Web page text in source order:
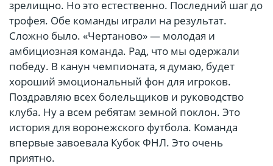
зрелищно. Но это естественно. Последний шаг до
трофея. Обе команды играли на результат.
Сложно было. «Чертаново» — молодая и
амбициозная команда. Рад, что мы одержали
победу. В канун чемпионата, я думаю, будет
хороший эмоциональный фон для игроков.
Поздравляю всех болельщиков и руководство
клуба. Ну а всем ребятам земной поклон. Это
история для воронежского футбола. Команда
впервые завоевала Кубок ФНЛ. Это очень
приятно.